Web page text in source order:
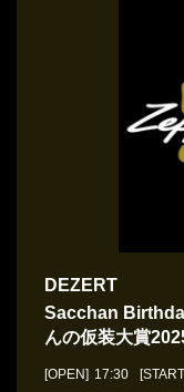
DEZERT
Sacchan
んの仮装大賞
[OPEN] 17:30